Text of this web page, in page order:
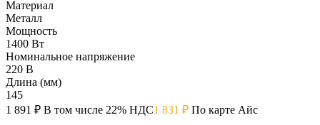
Материал
Металл
Мощность
1400 Вт
Номинальное напряжение
220 В
Длина (мм)
145
1 891 ₽ В том числе 22% НДС1 831 ₽ По карте Айс